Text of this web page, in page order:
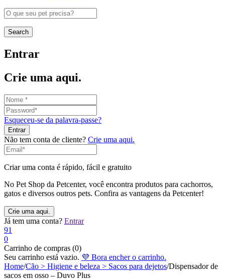
Search
Entrar
Crie uma aqui.
Esqueceu-se da palavra-passe?
Não tem conta de cliente? Crie uma aqui.
Criar uma conta é rápido, fácil e gratuito
No Pet Shop da Petcenter, você encontra produtos para cachorros,
gatos e diversos outros pets. Confira as vantagens da Petcenter!
Já tem uma conta? Entrar
91
0
Carrinho de compras (0)
Seu carrinho está vazio. 💜 Bora encher o carrinho.
Home/Cão > Higiene e beleza > Sacos para dejetos/Dispensador de
sacos em osso – Duvo Plus